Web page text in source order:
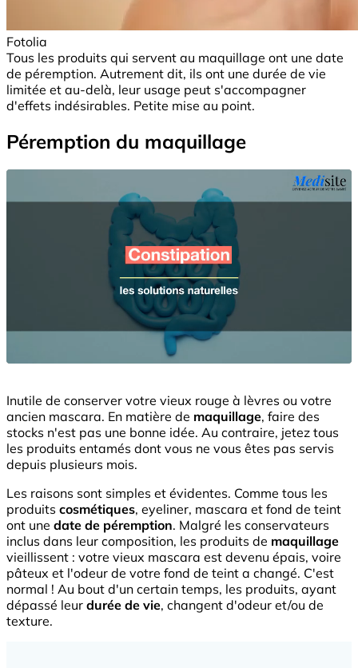
Fotolia
Tous les produits qui servent au maquillage ont une date
de péremption. Autrement dit, ils ont une durée de vie
limitée et au-delà, leur usage peut s'accompagner
d'effets indésirables. Petite mise au point.
Péremption du maquillage
Inutile de conserver votre vieux rouge à lèvres ou votre
ancien mascara. En matière de maquillage, faire des
stocks n'est pas une bonne idée. Au contraire, jetez tous
les produits entamés dont vous ne vous êtes pas servis
depuis plusieurs mois.
Les raisons sont simples et évidentes. Comme tous les
produits cosmétiques, eyeliner, mascara et fond de teint
ont une date de péremption. Malgré les conservateurs
inclus dans leur composition, les produits de maquillage
vieillissent : votre vieux mascara est devenu épais, voire
pâteux et l'odeur de votre fond de teint a changé. C'est
normal ! Au bout d'un certain temps, les produits, ayant
dépassé leur durée de vie, changent d'odeur et/ou de
texture.